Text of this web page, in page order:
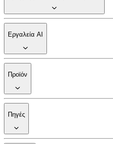
Εργαλεία AI
Προϊόν
Πηγές